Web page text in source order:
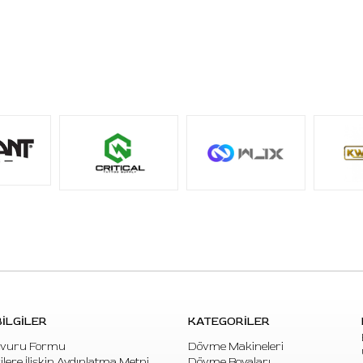
Formu
KATEGORİLER
Dövme Makineleri